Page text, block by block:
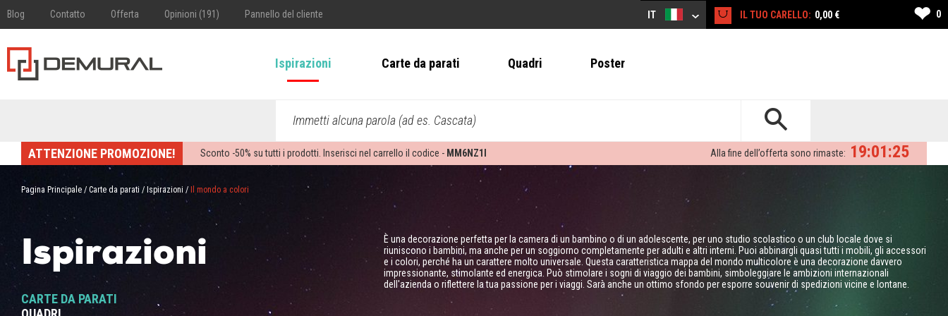
Blog Contatto Offerta Opinioni (191) Pannello del cliente IT IL TUO CARELLO: 0,00 € ❤ 0
Ispirazioni Carte da parati Quadri Poster
Immetti alcuna parola (ad es. Cascata)
ATTENZIONE PROMOZIONE! Sconto -50% su tutti i prodotti. Inserisci nel carrello il codice - MM6NZ1I 19:01:24
Alla fine dell’offerta sono rimaste:
Pagina Principale / Carte da parati / Ispirazioni / Il mondo a colori
Ispirazioni
CARTE DA PARATI
È una decorazione perfetta per la camera di un bambino o di un adolescente, per uno studio scolastico o un club locale dove si
riuniscono i bambini, ma anche per un soggiorno completamente per adulti e altri interni. Puoi abbinargli quasi tutti i mobili, gli accessori
e i colori, perché ha un carattere molto universale. Questa caratteristica mappa del mondo multicolore è una decorazione davvero
impressionante, stimolante ed energica. Può stimolare i sogni di viaggio dei bambini, simboleggiare le ambizioni internazionali
dell'azienda o riflettere la tua passione per i viaggi. Sarà anche un ottimo sfondo per esporre souvenir di spedizioni vicine e lontane.